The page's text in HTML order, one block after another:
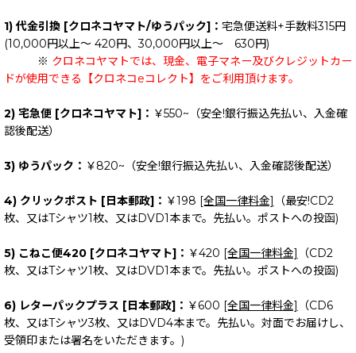
1) 代金引換 [クロネコヤマト/ゆうパック]： 宅急便送料+手数料315円
(10,000円以上～ 420円、30,000円以上～ 630円)
※ クロネコヤマトでは、現金、電子マネー及びクレジットカー
ドが使用できる【クロネコeコレクト】をご利用頂けます。
2) 宅急便 [クロネコヤマト]： ￥550~（安全!銀行振込先払い、入金確
認後配送）
3) ゆうパック： ￥820~（安全!銀行振込先払い、入金確認後配送）
4) クリックポスト [日本郵政]： ￥198 [全国一律料金]
（最安!CD2
枚、又はTシャツ1枚、又はDVD1本まで。先払い。ポストへの投函)
5) こねこ便420 [クロネコヤマト]： ￥420 [全国一律料金]
（CD2
枚、又はTシャツ1枚、又はDVD1本まで。先払い。ポストへの投函)
6) レターパックプラス [日本郵政]： ￥600 [全国一律料金]
（CD6
枚、又はTシャツ3枚、又はDVD4本まで。先払い。対面でお届けし、
受領印または署名をいただきます。)